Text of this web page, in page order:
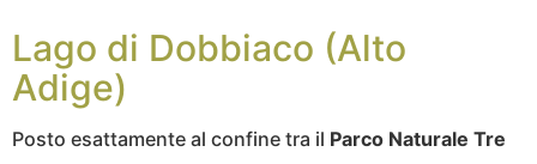
Lago di Dobbiaco (Alto
Adige)
Posto esattamente al confine tra il Parco Naturale Tre